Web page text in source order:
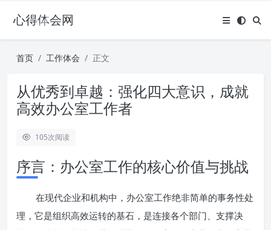
心得体会网
首页 工作体会 正文
从优秀到卓越：强化四大意识，成就
高效办公室工作者
105次阅读
序言：办公室工作的核心价值与挑战
在现代企业和机构中，办公室工作绝非简单的事务性处
理，它是组织高效运转的基石，是连接各个部门、支撑决